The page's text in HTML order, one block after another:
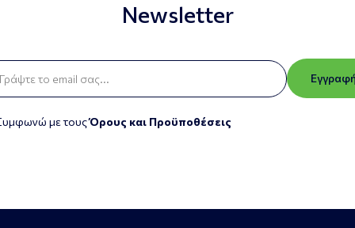
Newsletter
με τουςΌρους και Προϋποθέσεις